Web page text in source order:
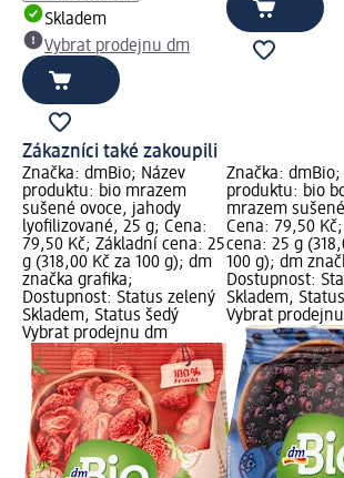
Skladem
Vybrat prodejnu dm
Zákazníci také zakoupili
Značka: dmBio; Název
produktu: bio mrazem
sušené ovoce, jahody
lyofilizované, 25 g; Cena:
79,50 Kč; Základní cena: 25
g (318,00 Kč za 100 g); dm
značka grafika;
Dostupnost: Status zelený
Skladem, Status šedý
Vybrat prodejnu dm
Značka: dmBio;
produktu: bio
mrazem
Cena: 79,50
cena: 25 g
100 g); dm
Dostupnost:
Skladem,
Vybrat